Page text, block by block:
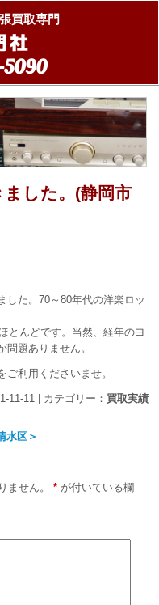
買取専門
社
した。(静岡市
した。70～80年代の洋楽ロッ
とんどです。当然、経年のヨ
題ありません。
利用くださいませ。
11-11 | カテゴリー： 買取実績
水区＞
ません。 *が付いている欄